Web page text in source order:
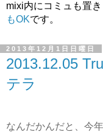
mixi内にコミュも置
もOKです。
2013年12月1日日曜日
2013.12.05
テラ
なんだかんだと、今